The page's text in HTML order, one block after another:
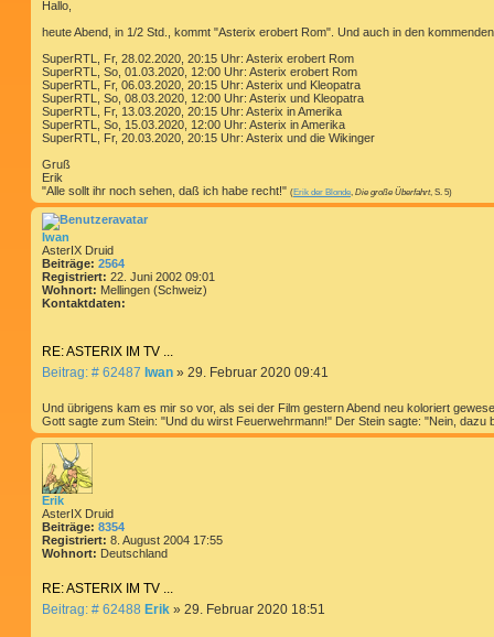
r
a
g
Hallo,
heute Abend, in 1/2 Std., kommt "Asterix erobert Rom". Und auch in den
SuperRTL, Fr, 28.02.2020, 20:15 Uhr: Asterix erobert Rom
SuperRTL, So, 01.03.2020, 12:00 Uhr: Asterix erobert Rom
SuperRTL, Fr, 06.03.2020, 20:15 Uhr: Asterix und Kleopatra
SuperRTL, So, 08.03.2020, 12:00 Uhr: Asterix und Kleopatra
SuperRTL, Fr, 13.03.2020, 20:15 Uhr: Asterix in Amerika
SuperRTL, So, 15.03.2020, 12:00 Uhr: Asterix in Amerika
SuperRTL, Fr, 20.03.2020, 20:15 Uhr: Asterix und die Wikinger
Gruß
Erik
"Alle sollt ihr noch sehen, daß ich habe recht!" (Erik der Blonde, Die große Überfahrt, S. 5)
Iwan
AsterIX Druid
Beiträge: 2564
Registriert: 22. Juni 2002 09:01
Wohnort: Mellingen (Schweiz)
Kontaktdaten:
n
t
a
t
d
a
t
n
v
o
n
I
w
a
RE: ASTERIX IM TV ...
Beitrag: # 62487 B
t
r
Iwan » 29. Februar 2020 09:41
Und übrigens kam es mir so vor, als sei der Film gestern Abend neu koloriert
Gott sagte zum Stein: "Und du wirst Feuerwehrmann!" Der Stein sagte: "Nein, dazu
Erik
AsterIX Druid
Beiträge: 8354
Registriert: 8. August 2004 17:55
Wohnort: Deutschland
RE: ASTERIX IM TV ...
Beitrag: # 62488 BErik » 29. Februar 2020 18:51